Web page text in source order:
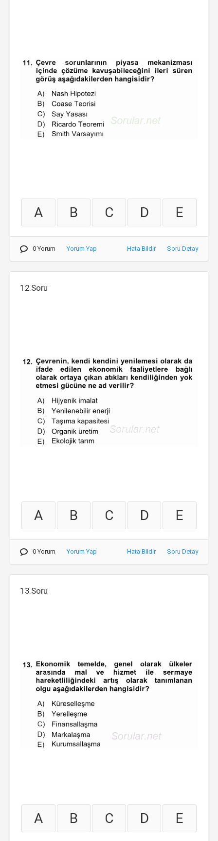
A B C D E
0 Yorum Yorum Yap Hata Bildir Soru Detay
12.Soru
A B C D E
0 Yorum Yorum Yap Hata Bildir Soru Detay
13.Soru
A B C D E